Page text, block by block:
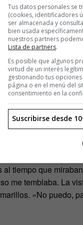
inabarcable. Mi
con una
de plástico y con la
Estaban
largo, muy
La chica no
El más grande
sentí una
tiempo que
me temblaba. La
«No puedo,
Tus datos personales se
(cookies, identificadores
ser almacenada y
bien usada
nuestros partners
Lista de partners.
Es posible que algunos
virtud de un interés
gestionando tus
página o en el menú del
consentimiento en la
Suscribirse desde